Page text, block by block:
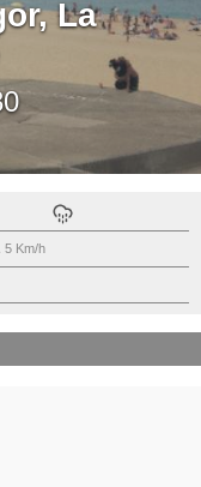
La
5 Km/h